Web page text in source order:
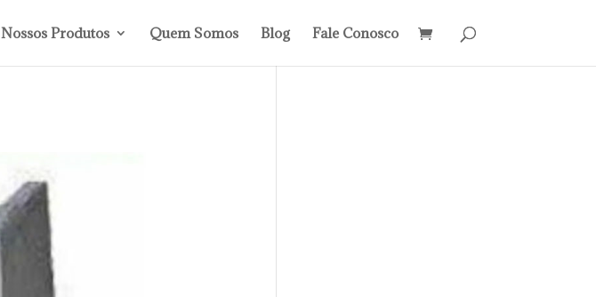
Nossos Produtos Quem Somos Blog Fale Conosco